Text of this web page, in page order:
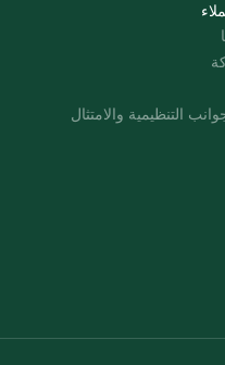
التنظيمية والامتثال